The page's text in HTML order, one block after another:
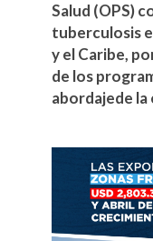
Salud (OPS)
tuberculosis
y el Caribe,
de los
abordajede